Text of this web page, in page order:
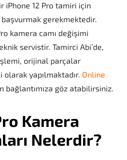
iPhone 12 Pro tamiri için
gerekmektedir.
kamera camı değişimi
servistir. Tamirci Abi’de,
orijinal parçalar
yapılmaktadır. Online
bağlantımıza göz atabilirsiniz.
Kamera
Nelerdir?